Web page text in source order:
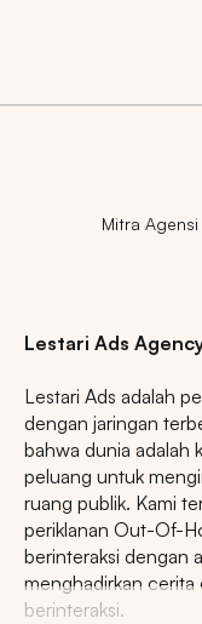
Mitra Agensi
Lestari Ads
Lestari Ads adalah
dengan jaringan
bahwa dunia adalah
peluang untuk
ruang publik. Kami
periklanan Out-Of-
berinteraksi dengan
menghadirkan
berinteraksi.